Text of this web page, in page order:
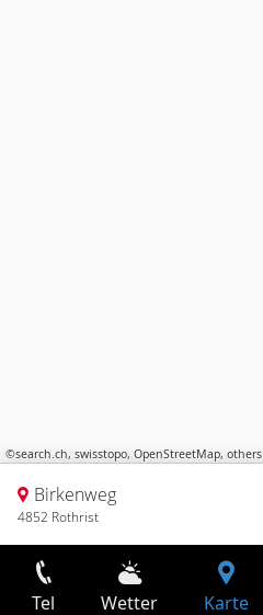
©search.ch, swisstopo, OpenStreetMap, others
Birkenweg
4852 Rothrist
Tel Wetter Karte